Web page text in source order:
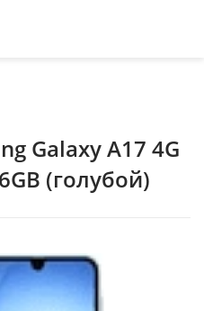
Galaxy A17 4G
(голубой)